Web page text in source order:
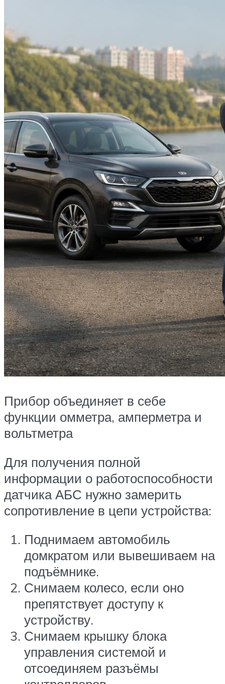
Прибор объединяет в себе
функции омметра, амперметра и
вольтметра
Для получения полной
информации о работоспособности
датчика АБС нужно замерить
сопротивление в цепи устройства:
Поднимаем автомобиль
домкратом или вывешиваем на
подъёмнике.
Снимаем колесо, если оно
препятствует доступу к
устройству.
Снимаем крышку блока
управления системой и
отсоединяем разъёмы